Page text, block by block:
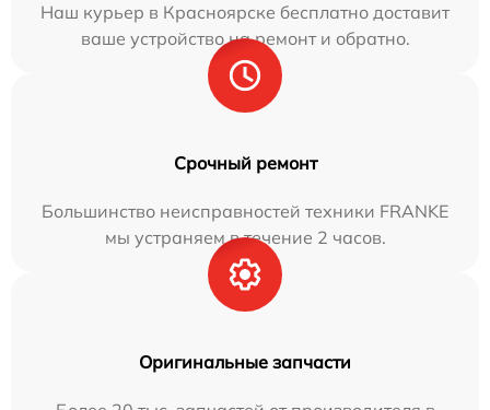
Наш курьер в Красноярске бесплатно доставит
ваше устройство на ремонт и обратно.
Срочный ремонт
Большинство неисправностей техники FRANKE
мы устраняем в течение 2 часов.
Оригинальные запчасти